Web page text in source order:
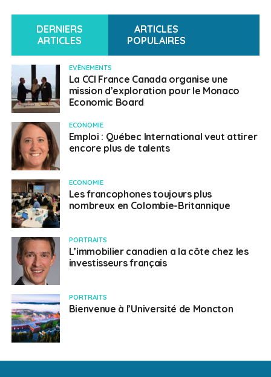
DERNIERS
ARTICLES
ARTICLES
POPULAIRES
EVÈNEMENTS
La CCI France Canada organise une
mission d’exploration pour le Monaco
Economic Board
ECONOMIE
Emploi : Québec International veut attirer
encore plus de talents
ECONOMIE
Les francophones toujours plus
nombreux en Colombie-Britannique
PORTRAITS
L’immobilier canadien a la côte chez les
investisseurs français
PORTRAITS
Bienvenue à l’Université de Moncton